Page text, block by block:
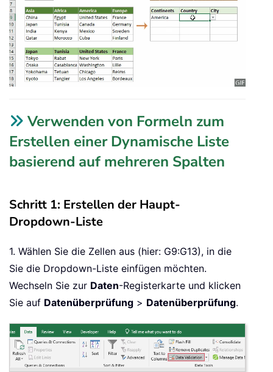
Verwenden von Formeln zum
Erstellen einer Dynamische Liste
basierend auf mehreren Spalten
Schritt 1: Erstellen der Haupt-
Dropdown-Liste
1. Wählen Sie die Zellen aus (hier: G9:G13), in die
Sie die Dropdown-Liste einfügen möchten.
Wechseln Sie zur Daten-Registerkarte und klicken
Sie auf Datenüberprüfung > Datenüberprüfung.